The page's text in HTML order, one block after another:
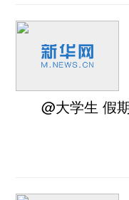
@大学生 假